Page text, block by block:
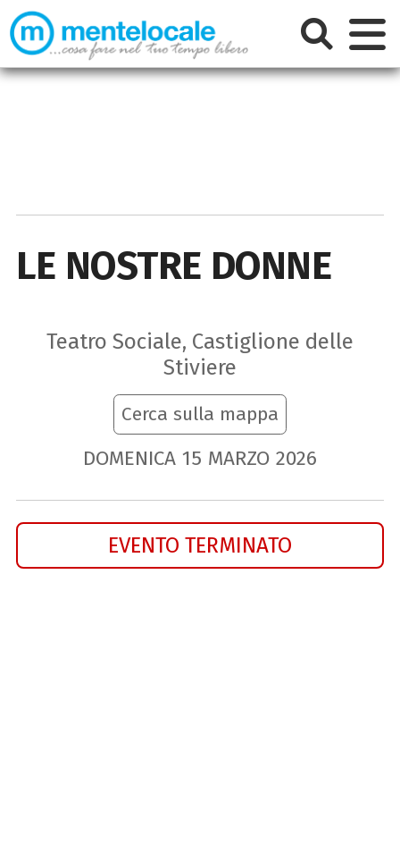
LE NOSTRE DONNE
Teatro Sociale, Castiglione delle
Stiviere
Cerca sulla mappa
DOMENICA 15 MARZO 2026
EVENTO TERMINATO